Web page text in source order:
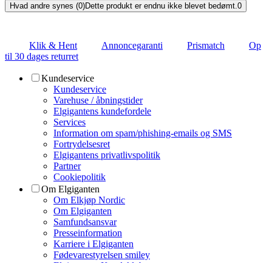
Hvad andre synes (0)Dette produkt er endnu ikke blevet bedømt. 0
Klik & Hent Annoncegaranti Prismatch
Op
til 30 dages returret
Kundeservice
Kundeservice
Varehuse / åbningstider
Elgigantens kundefordele
Services
Information om spam/phishing-emails og SMS
Fortrydelsesret
Elgigantens privatlivspolitik
Partner
Cookiepolitik
Om Elgiganten
Om Elkjøp Nordic
Om Elgiganten
Samfundsansvar
Presseinformation
Karriere i Elgiganten
Fødevarestyrelsen smiley